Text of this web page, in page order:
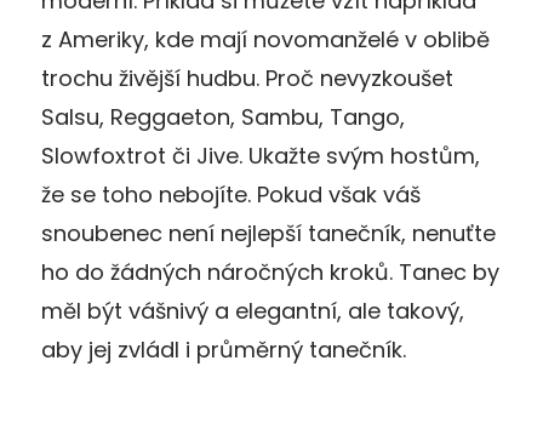
z Ameriky, kde mají novomanželé v oblibě
trochu živější hudbu. Proč nevyzkoušet
Salsu, Reggaeton, Sambu, Tango,
Slowfoxtrot či Jive. Ukažte svým hostům,
že se toho nebojíte. Pokud však váš
snoubenec není nejlepší tanečník, nenuťte
ho do žádných náročných kroků. Tanec by
měl být vášnivý a elegantní, ale takový,
aby jej zvládl i průměrný tanečník.